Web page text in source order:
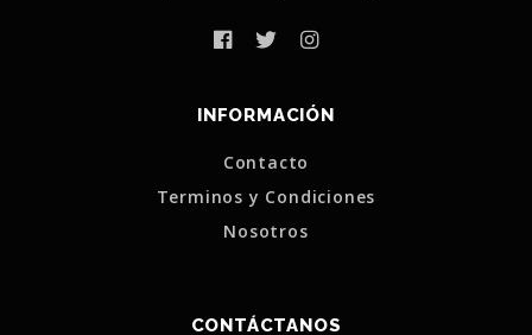
INFORMACIÓN
Contacto
Terminos y Condiciones
Nosotros
CONTÁCTANOS